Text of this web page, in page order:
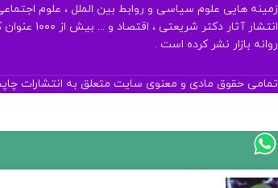
زمینه هایی علوم سیاسی و روابط بین الملل ، علوم
انتشار آثار دکتر شریعتی ،
روانه بازار نشر کرده است .
تمامی حقوق مادی و معنوی سایت متعلق به انتشارات
اگر